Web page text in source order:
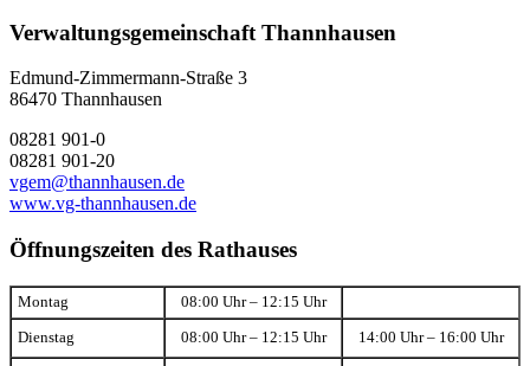
Verwaltungsgemeinschaft Thannhausen
Edmund-Zimmermann-Straße 3
86470 Thannhausen
08281 901-0
08281 901-20
vgem@thannhausen.de
www.vg-thannhausen.de
Öffnungszeiten des Rathauses
Montag 08:00 Uhr – 12:15 Uhr
Dienstag 08:00 Uhr – 12:15 Uhr 14:00 Uhr – 16:00 Uhr